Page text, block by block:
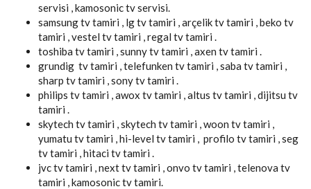
servisi , kamosonic tv servisi.
samsung tv tamiri , lg tv tamiri , arçelik tv tamiri , beko tv
tamiri , vestel tv tamiri , regal tv tamiri .
toshiba tv tamiri , sunny tv tamiri , axen tv tamiri .
grundig tv tamiri , telefunken tv tamiri , saba tv tamiri ,
sharp tv tamiri , sony tv tamiri .
philips tv tamiri , awox tv tamiri , altus tv tamiri , dijitsu tv
tamiri .
skytech tv tamiri , skytech tv tamiri , woon tv tamiri ,
yumatu tv tamiri , hi-level tv tamiri , profilo tv tamiri , seg
tv tamiri , hitaci tv tamiri .
jvc tv tamiri , next tv tamiri , onvo tv tamiri , telenova tv
tamiri , kamosonic tv tamiri.